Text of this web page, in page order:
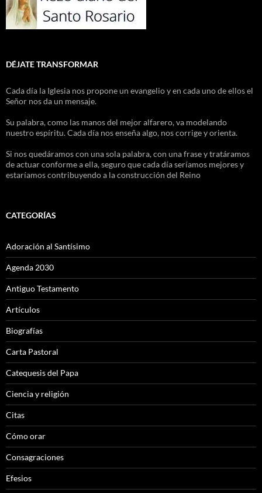
DÉJATE TRANSFORMAR
Cada día la Iglesia nos propone un evangelio y en cada uno de ellos el
Señor nos da un mensaje.
Su palabra, como las manos del mejor alfarero, va modelando
nuestro espíritu. Cada día nos enseña algo, nos corrige y orienta.
Si nos quedáramos con una sola palabra, con una frase y tratáramos
de actuar conforme a ella, seguro que cada día seríamos mejores y
estaríamos contribuyendo a la construcción del Reino
CATEGORÍAS
Adoración al Santísimo
Agenda 2030
Antiguo Testamento
Artículos
Biografías
Carta Pastoral
Catequesis del Papa
Ciencia y religión
Citas
Cómo orar
Consagraciones
Efesios